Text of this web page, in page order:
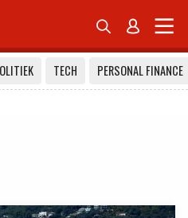
 
TECH
PERSONAL FINANCE